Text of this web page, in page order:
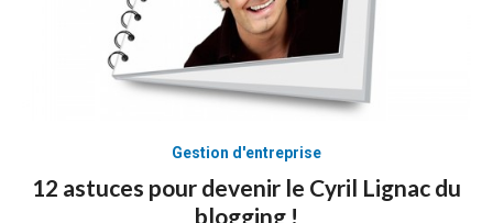
Gestion d'entreprise
12 astuces pour devenir le Cyril Lignac du
blogging !